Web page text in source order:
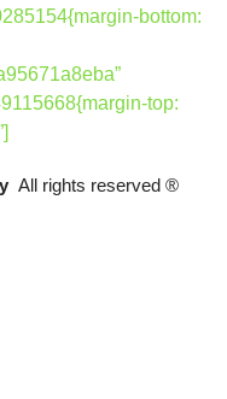
bottom:
top:
All rights reserved ®